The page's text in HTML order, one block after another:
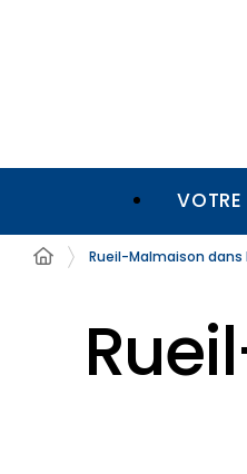
VOTRE
Rueil-Malmaison dans